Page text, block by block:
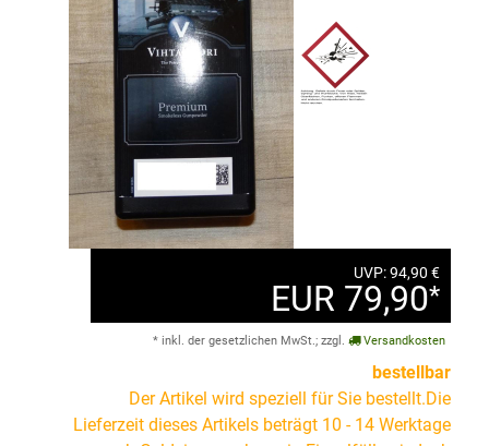
UVP: 94,90 €
EUR 79,90*
* inkl. der gesetzlichen MwSt.; zzgl. Versandkosten
bestellbar
Der Artikel wird speziell für Sie bestellt.Die
Lieferzeit dieses Artikels beträgt 10 - 14 Werktage